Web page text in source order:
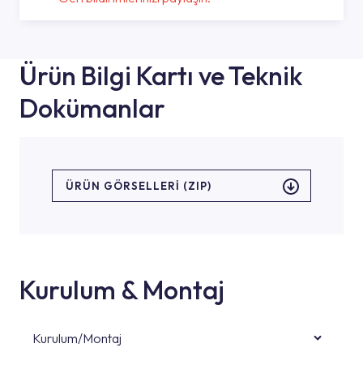
Ürün Bilgi Kartı ve Teknik
Dokümanlar
ÜRÜN GÖRSELLERI (ZIP)
Kurulum & Montaj
Kurulum/Montaj